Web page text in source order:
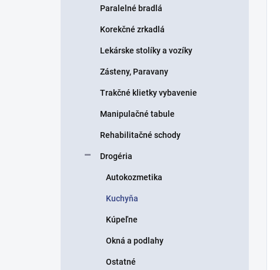
Paralelné bradlá
Korekčné zrkadlá
Lekárske stolíky a vozíky
Zásteny, Paravany
Trakčné klietky vybavenie
Manipulačné tabule
Rehabilitačné schody
Drogéria
Autokozmetika
Kuchyňa
Kúpeľne
Okná a podlahy
Ostatné